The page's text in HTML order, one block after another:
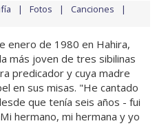
Fotos Canciones
enero de 1980 en Hahira,
más joven de tres sibilinas
predicador y cuya madre
en sus misas. "He cantado
que tenía seis años - fui
hermano, mi hermana y yo